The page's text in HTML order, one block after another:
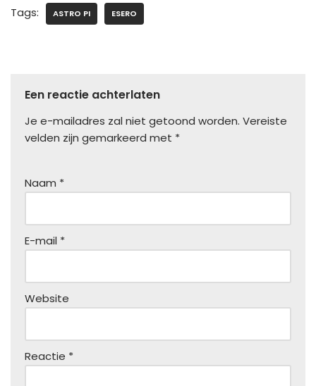
Tags: ASTRO PI ESERO
Een reactie achterlaten
Je e-mailadres zal niet getoond worden. Vereiste
velden zijn gemarkeerd met *
Naam *
E-mail *
Website
Reactie *